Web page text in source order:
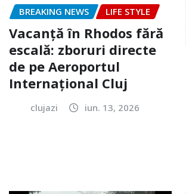
BREAKING NEWS LIFE STYLE
Vacanță în Rhodos fără
escală: zboruri directe
de pe Aeroportul
Internațional Cluj
clujazi iun. 13, 2026